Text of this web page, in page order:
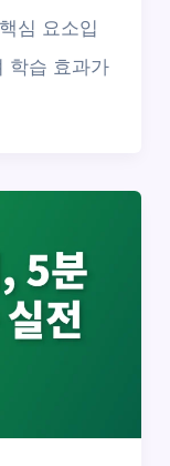
심 요소입
학습 효과가